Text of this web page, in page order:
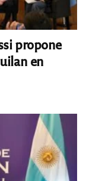
propone
en